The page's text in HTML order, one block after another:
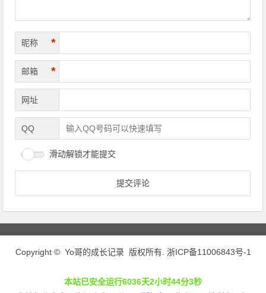
昵称 *
邮箱 *
网址
QQ
滑动解锁才能提交
Copyright © Yo哥的成长记录 版权所有. 浙ICP备11006843号-1
本站已安全运行6036天2小时44分3秒